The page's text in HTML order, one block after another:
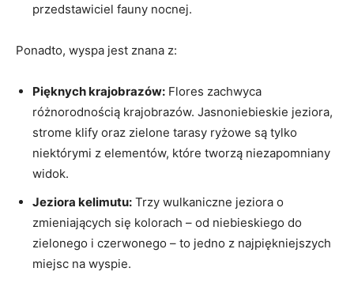
‍przedstawiciel fauny ‍nocnej.
Ponadto, ⁣wyspa⁤ jest ​znana z:
Pięknych krajobrazów: Flores zachwyca
różnorodnością krajobrazów. Jasnoniebieskie jeziora,
‍strome klify ⁤oraz zielone ‍tarasy ryżowe są tylko
niektórymi z elementów, ​które‍ tworzą‍ niezapomniany
⁤widok.
Jeziora kelimutu: Trzy wulkaniczne jeziora o
‍zmieniających się kolorach – od niebieskiego​ do
zielonego i czerwonego – to jedno z najpiękniejszych
miejsc ‍na⁤ wyspie.